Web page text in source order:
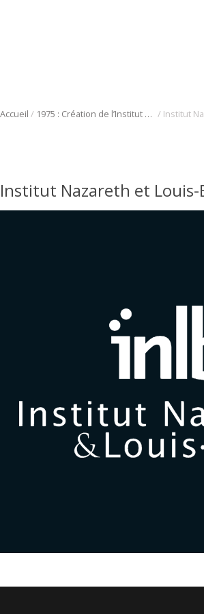
Accueil / 1975 : Création de l’Institut Nazareth et Louis-Braille /
Institut Nazareth et Louis-